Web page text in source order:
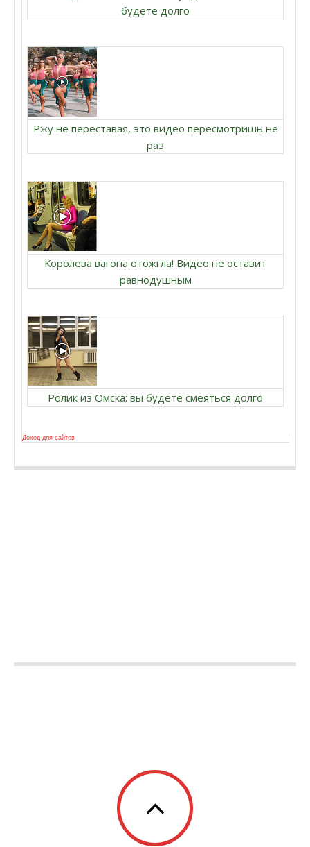
будете долго
Ржу не переставая, это видео пересмотришь не
раз
Королева вагона отожгла! Видео не оставит
равнодушным
Ролик из Омска: вы будете смеяться долго
Доход для сайтов